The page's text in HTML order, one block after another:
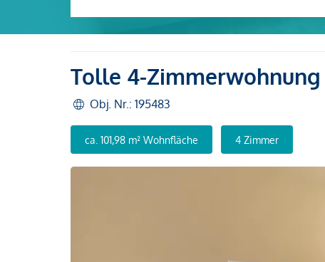
Tolle 4-
Obj. Nr.: 195483
ca. 101,98 m² Wohnfläche 4 Zimmer